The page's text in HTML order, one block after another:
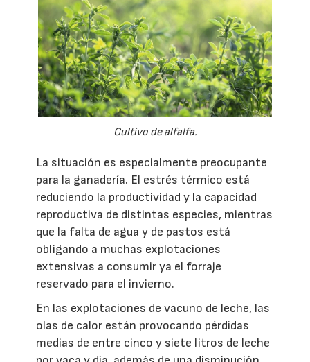
Cultivo de alfalfa.
La situación es especialmente preocupante
para la ganadería. El estrés térmico está
reduciendo la productividad y la capacidad
reproductiva de distintas especies, mientras
que la falta de agua y de pastos está
obligando a muchas explotaciones
extensivas a consumir ya el forraje
reservado para el invierno.
En las explotaciones de vacuno de leche, las
olas de calor están provocando pérdidas
medias de entre cinco y siete litros de leche